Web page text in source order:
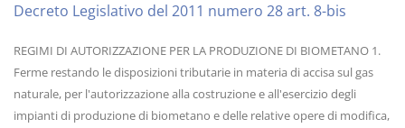
Decreto Legislativo del 2011 numero 28 art. 8-bis
REGIMI DI AUTORIZZAZIONE PER LA PRODUZIONE DI BIOMETANO 1.
Ferme restando le disposizioni tributarie in materia di accisa sul gas
naturale, per l'autorizzazione alla costruzione e all'esercizio degli
impianti di produzione di biometano e delle relative opere di modifica,